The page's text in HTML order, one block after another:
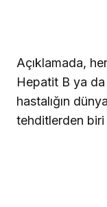
Açıklamada,
Hepatit B ya da
hastalığın
tehditlerden